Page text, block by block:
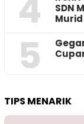
SDN
5
TIPS MENARIK